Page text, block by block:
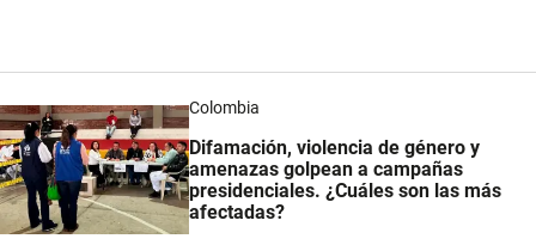
Colombia
Difamación, violencia de género y
amenazas golpean a campañas
presidenciales. ¿Cuáles son las más
afectadas?